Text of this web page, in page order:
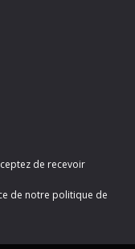
de recevoir
de notre politique de